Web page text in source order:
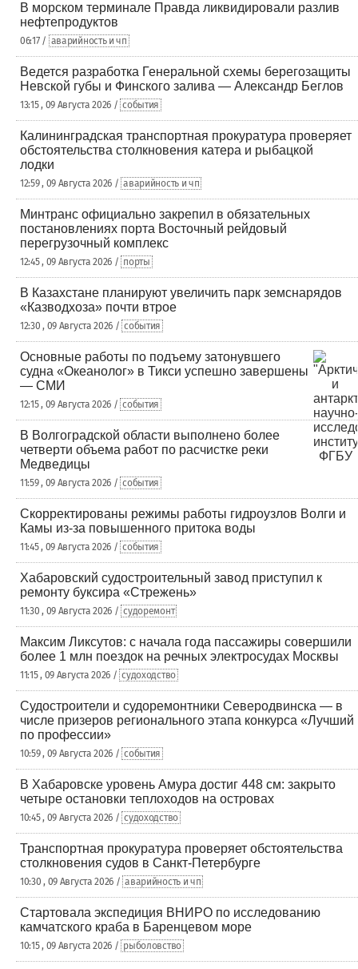
В морском терминале Правда ликвидировали разлив
нефтепродуктов
06:17 / аварийность и чп
Ведется разработка Генеральной схемы берегозащиты
Невской губы и Финского залива — Александр Беглов
13:15 , 09 Августа 2026 / события
Калининградская транспортная прокуратура проверяет
обстоятельства столкновения катера и рыбацкой
лодки
12:59 , 09 Августа 2026 / аварийность и чп
Минтранс официально закрепил в обязательных
постановлениях порта Восточный рейдовый
перегрузочный комплекс
12:45 , 09 Августа 2026 / порты
В Казахстане планируют увеличить парк земснарядов
«Казводхоза» почти втрое
12:30 , 09 Августа 2026 / события
Основные работы по подъему затонувшего
судна «Океанолог» в Тикси успешно завершены
— СМИ
12:15 , 09 Августа 2026 / события
В Волгоградской области выполнено более
четверти объема работ по расчистке реки
Медведицы
11:59 , 09 Августа 2026 / события
Скорректированы режимы работы гидроузлов Волги и
Камы из-за повышенного притока воды
11:45 , 09 Августа 2026 / события
Хабаровский судостроительный завод приступил к
ремонту буксира «Стрежень»
11:30 , 09 Августа 2026 / судоремонт
Максим Ликсутов: с начала года пассажиры совершили
более 1 млн поездок на речных электросудах Москвы
11:15 , 09 Августа 2026 / судоходство
Судостроители и судоремонтники Северодвинска — в
числе призеров регионального этапа конкурса «Лучший
по профессии»
10:59 , 09 Августа 2026 / события
В Хабаровске уровень Амура достиг 448 см: закрыто
четыре остановки теплоходов на островах
10:45 , 09 Августа 2026 / судоходство
Транспортная прокуратура проверяет обстоятельства
столкновения судов в Санкт-Петербурге
10:30 , 09 Августа 2026 / аварийность и чп
Стартовала экспедиция ВНИРО по исследованию
камчатского краба в Баренцевом море
10:15 , 09 Августа 2026 / рыболовство